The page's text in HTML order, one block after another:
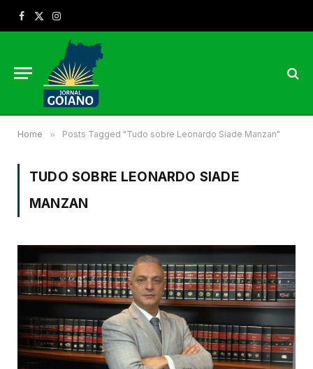
Facebook
X
Instagram
Home » Posts Tagged "Tudo sobre Leonardo Siade Manzan"
TUDO SOBRE LEONARDO SIADE
MANZAN